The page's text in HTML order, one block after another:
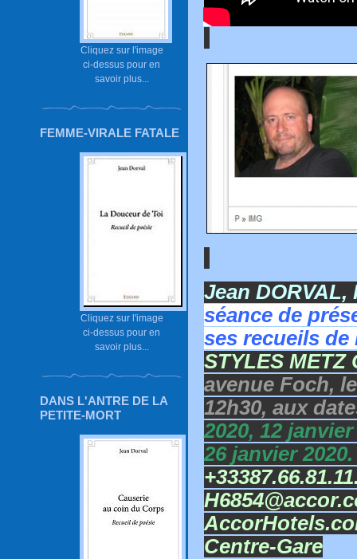
Cliquez sur l'image
ci-dessus pour en
savoir plus...
FEMME-VIRALE FATALE
Cliquez sur l'image
ci-dessus pour en
savoir plus...
DANS L'ANTRE DE LA
PETITE-MORT
Jean
séance de
ses recueils de
STYLES METZ
avenue Foch,
12h30, aux
2020, 12
26 janvier 2020.
Centre-Gare